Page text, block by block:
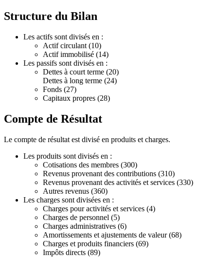
Structure du Bilan
Les actifs sont divisés en :
Actif circulant (10)
Actif immobilisé (14)
Les passifs sont divisés en :
Dettes à court terme (20)
Dettes à long terme (24)
Fonds (27)
Capitaux propres (28)
Compte de Résultat
Le compte de résultat est divisé en produits et charges.
Les produits sont divisés en :
Cotisations des membres (300)
Revenus provenant des contributions (310)
Revenus provenant des activités et services (330)
Autres revenus (360)
Les charges sont divisées en :
Charges pour activités et services (4)
Charges de personnel (5)
Charges administratives (6)
Amortissements et ajustements de valeur (68)
Charges et produits financiers (69)
Impôts directs (89)